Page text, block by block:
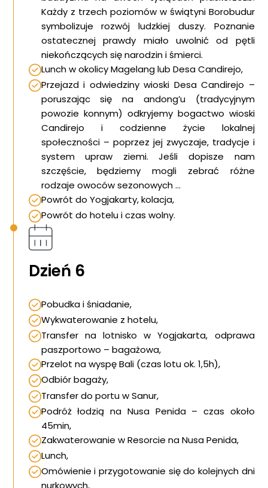
Strona główna !!!
Wyprawy Nurkowe
Galeria
Każdy z trzech poziomów w świątyni Borobudur
symbolizuje rozwój ludzkiej duszy. Poznanie
ostatecznej prawdy miało uwolnić od pętli
niekończących się narodzin i śmierci.
Lunch w okolicy Magelang lub Desa Candirejo,
Przejazd i odwiedziny wioski Desa Candirejo –
poruszając się na andong’u (tradycyjnym
powozie konnym) odkryjemy bogactwo wioski
Candirejo i codzienne życie lokalnej
społeczności – poprzez jej zwyczaje, tradycje i
system upraw ziemi. Jeśli dopisze nam
szczęście, będziemy mogli zebrać różne
rodzaje owoców sezonowych …
Powrót do Yogjakarty, kolacja,
Powrót do hotelu i czas wolny.
Dzień 6
Pobudka i śniadanie,
Wykwaterowanie z hotelu,
Transfer na lotnisko w Yogjakarta, odprawa
paszportowo – bagażowa,
Przelot na wyspę Bali (czas lotu ok. 1,5h),
Odbiór bagaży,
Transfer do portu w Sanur,
Podróż łodzią na Nusa Penida – czas około
45min,
Zakwaterowanie w Resorcie na Nusa Penida,
Lunch,
Omówienie i przygotowanie się do kolejnych dni
nurkowych,